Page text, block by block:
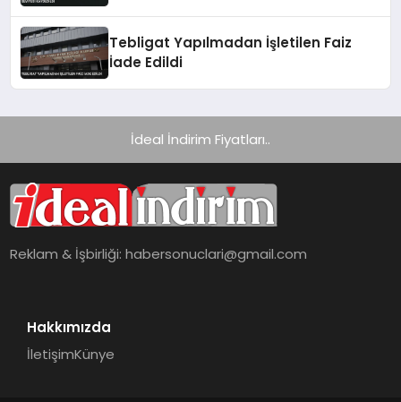
Tebligat Yapılmadan İşletilen Faiz
İade Edildi
İdeal İndirim Fiyatları..
Reklam & İşbirliği:habersonuclari@gmail.com
Hakkımızda
İletişimKünye